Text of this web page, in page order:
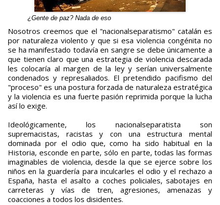
¿Gente de paz? Nada de eso
Nosotros creemos que el "nacionalseparatismo" catalán es
por naturaleza violento y que si esa violencia congénita no
se ha manifestado todavía en sangre se debe únicamente a
que tienen claro que una estrategia de violencia descarada
les colocaría al margen de la ley y serían universalmente
condenados y represaliados. El pretendido pacifismo del
"proceso" es una postura forzada de naturaleza estratégica
y la violencia es una fuerte pasión reprimida porque la lucha
así lo exige.
Ideológicamente, los nacionalseparatista son
supremacistas, racistas y con una estructura mental
dominada por el odio que, como ha sido habitual en la
Historia, esconde en parte, sólo en parte, todas las formas
imaginables de violencia, desde la que se ejerce sobre los
niños en la guardería para inculcarles el odio y el rechazo a
España, hasta el asalto a coches policiales, sabotajes en
carreteras y vías de tren, agresiones, amenazas y
coacciones a todos los disidentes.